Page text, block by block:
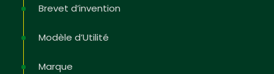
Brevet d’invention
Modèle d’Utilité
Marque